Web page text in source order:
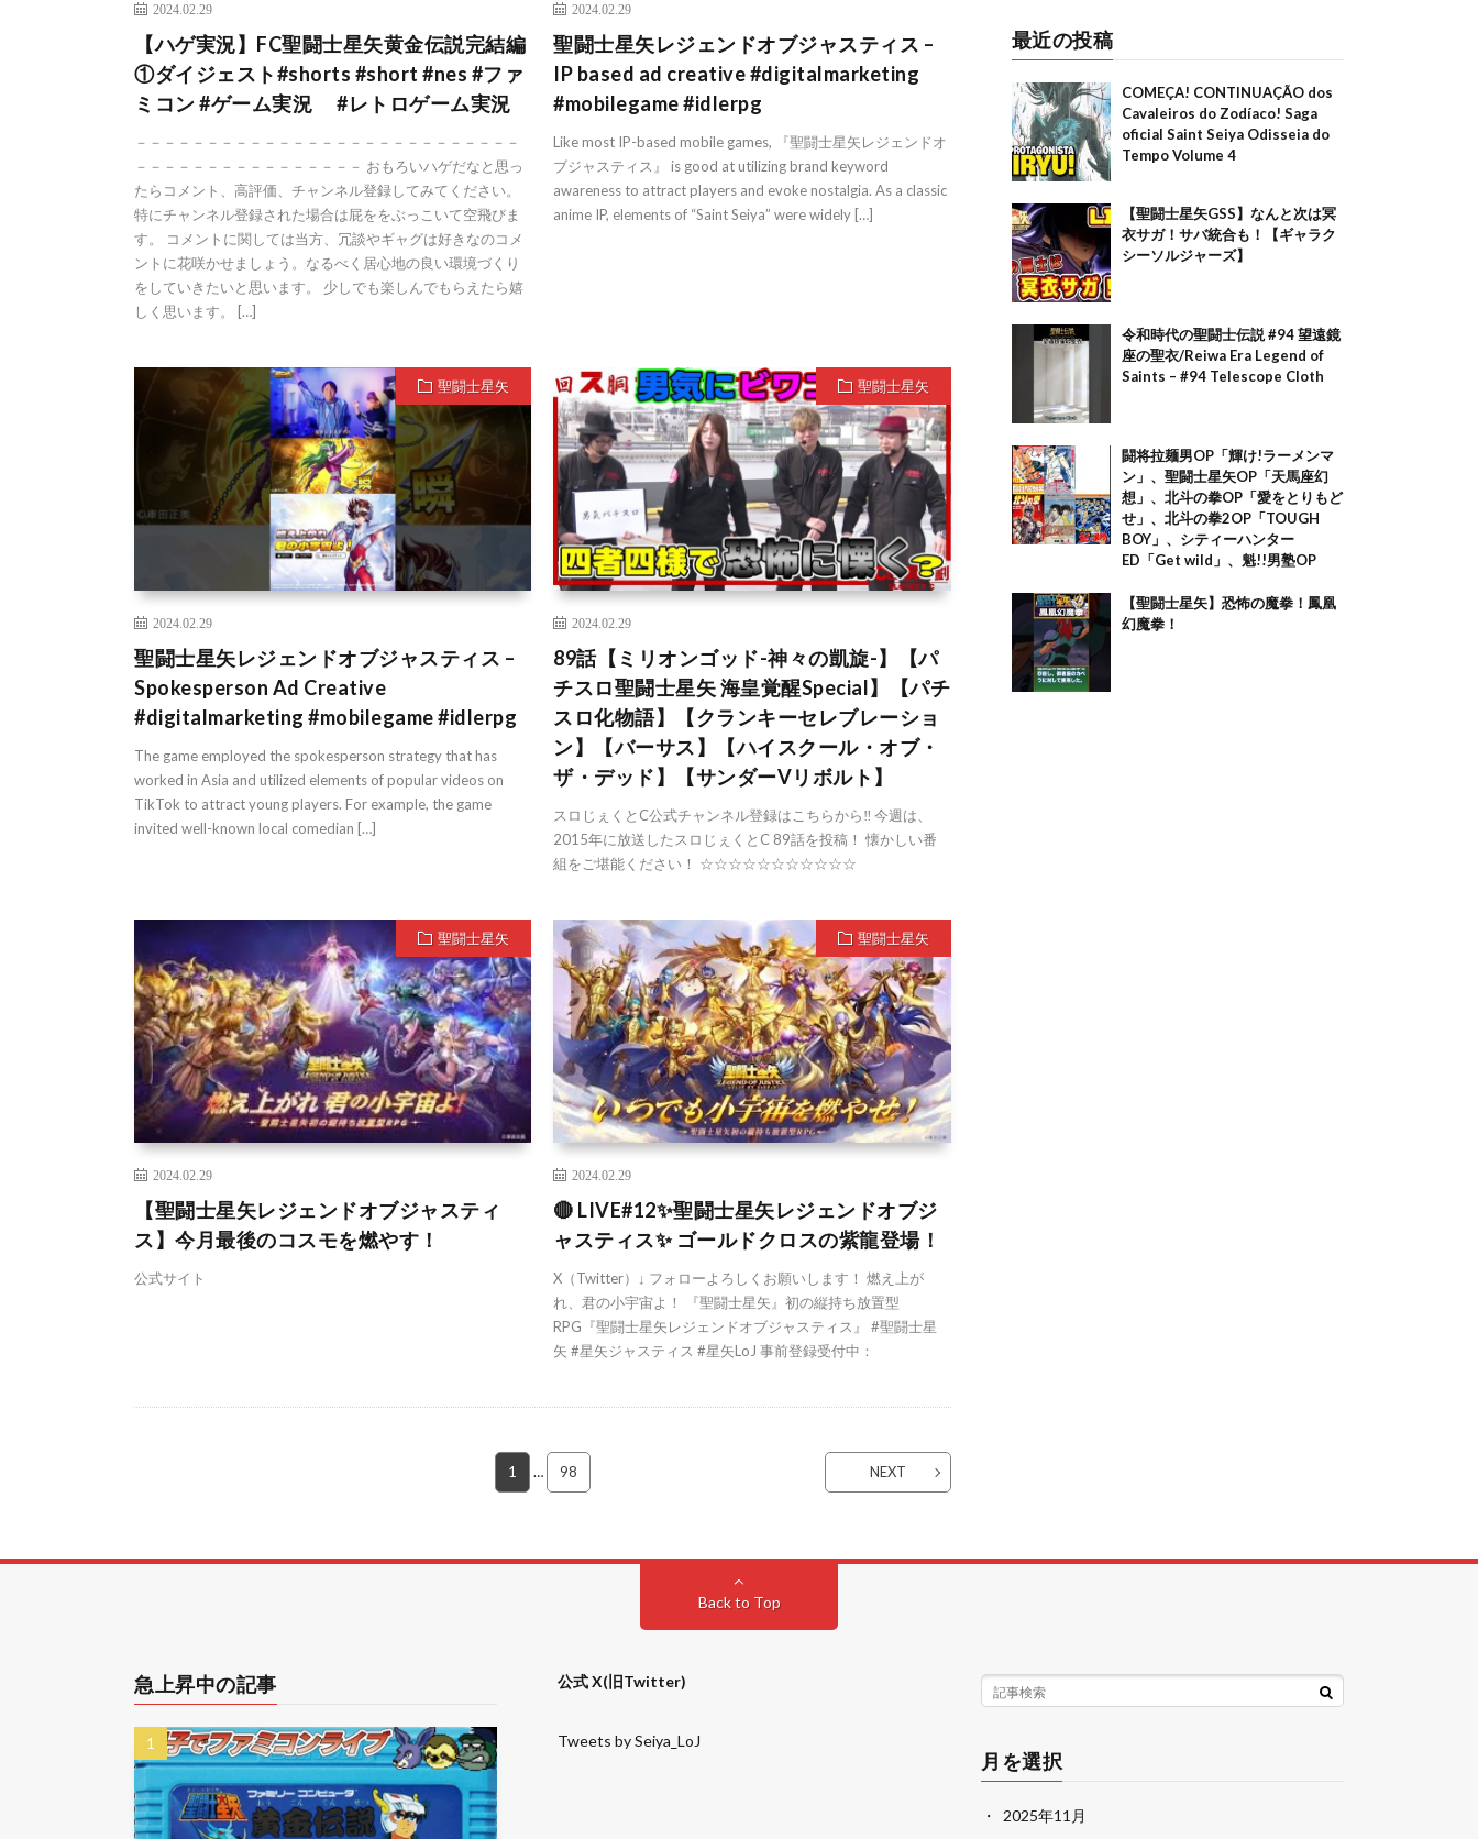
2024.02.29
【ハゲ実況】FC聖闘士星矢黄金伝説完結編
①ダイジェスト#shorts #short #nes #ファ
ミコン #ゲーム実況 #レトロゲーム実況
－－－－－－－－－－－－－－－－－－－－－－－－－－－
－－－－－－－－－－－－－－－－ おもろいハゲだなと思っ
たらコメント、高評価、チャンネル登録してみてください。
特にチャンネル登録された場合は屁ををぶっこいて空飛びま
す。 コメントに関しては当方、冗談やギャグは好きなのコメ
ントに花咲かせましょう。なるべく居心地の良い環境づくり
をしていきたいと思います。 少しでも楽しんでもらえたら嬉
しく思います。 […]
2024.02.29
聖闘士星矢レジェンドオブジャスティス –
IP based ad creative #digitalmarketing
#mobilegame #idlerpg
Like most IP-based mobile games, 『聖闘士星矢レジェンドオ
ブジャスティス』 is good at utilizing brand keyword
awareness to attract players and evoke nostalgia. As a classic
anime IP, elements of “Saint Seiya” were widely […]
聖闘士星矢
2024.02.29
聖闘士星矢レジェンドオブジャスティス –
Spokesperson Ad Creative
#digitalmarketing #mobilegame #idlerpg
The game employed the spokesperson strategy that has
worked in Asia and utilized elements of popular videos on
TikTok to attract young players. For example, the game
invited well-known local comedian […]
聖闘士星矢
2024.02.29
89話【ミリオンゴッド-神々の凱旋-】【パ
チスロ聖闘士星矢 海皇覚醒Special】【パチ
スロ化物語】【クランキーセレブレーショ
ン】【バーサス】【ハイスクール・オブ・
ザ・デッド】【サンダーVリボルト】
スロじぇくとC公式チャンネル登録はこちらから‼ 今週は、
2015年に放送したスロじぇくとC 89話を投稿！ 懐かしい番
組をご堪能ください！ ☆☆☆☆☆☆☆☆☆☆☆
聖闘士星矢
2024.02.29
【聖闘士星矢レジェンドオブジャスティ
ス】今月最後のコスモを燃やす！
公式サイト
聖闘士星矢
2024.02.29
🔴 LIVE#12✨聖闘士星矢レジェンドオブジ
ャスティス✨ ゴールドクロスの紫龍登場！
X（Twitter）↓ フォローよろしくお願いします！ 燃え上が
れ、君の小宇宙よ！ 『聖闘士星矢』初の縦持ち放置型
RPG『聖闘士星矢レジェンドオブジャスティス』 #聖闘士星
矢 #星矢ジャスティス #星矢LoJ 事前登録受付中：
1 … 98 NEXT
最近の投稿
COMEÇA! CONTINUAÇÃO dos
Cavaleiros do Zodíaco! Saga
oficial Saint Seiya Odisseia do
Tempo Volume 4
【聖闘士星矢GSS】なんと次は冥
衣サガ！サバ統合も！【ギャラク
シーソルジャーズ】
令和時代の聖闘士伝説 #94 望遠鏡
座の聖衣/Reiwa Era Legend of
Saints – #94 Telescope Cloth
闘将拉麺男OP「輝け!ラーメンマ
ン」、聖闘士星矢OP「天馬座幻
想」、北斗の拳OP「愛をとりもど
せ」、北斗の拳2OP「TOUGH
BOY」、シティーハンター
ED「Get wild」、魁!!男塾OP
【聖闘士星矢】恐怖の魔拳！鳳凰
幻魔拳！
Back to Top
急上昇中の記事 公式 X(旧Twitter)
Tweets by Seiya_LoJ
月を選択
2025年11月